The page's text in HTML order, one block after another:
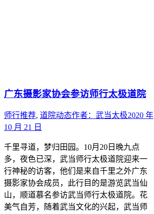
广东摄影家协会参访师行太极道院
师行推荐, 道院动态作者： 武当太极2020 年
10 月 21 日
千里寻道，梦归田园。10月20日晚九点
多，夜色已深，武当师行太极道院迎来一
行神秘的访客，他们是来自千里之外广东
摄影家协会成员，此行目的是游览武当仙
山，顺道慕名参访武当师行太极道院。花
美气自芳，随着武当文化的兴起，武当师